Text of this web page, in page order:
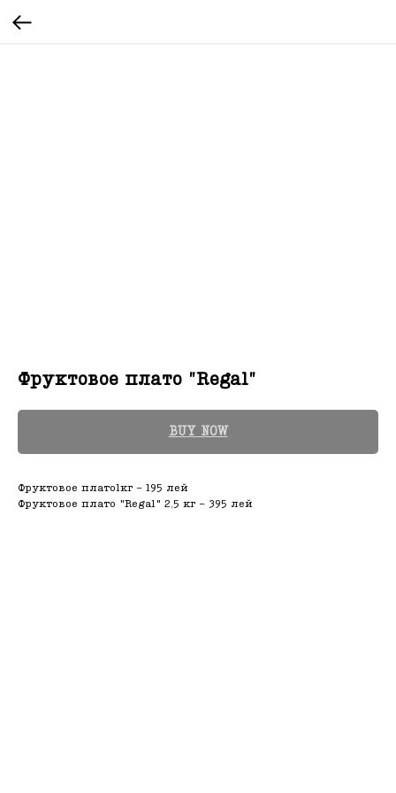
Фруктовое плато "Regal"
BUY NOW
Фруктовое плато1кг - 195 лей
Фруктовое плато "Regal" 2,5 кг - 395 лей